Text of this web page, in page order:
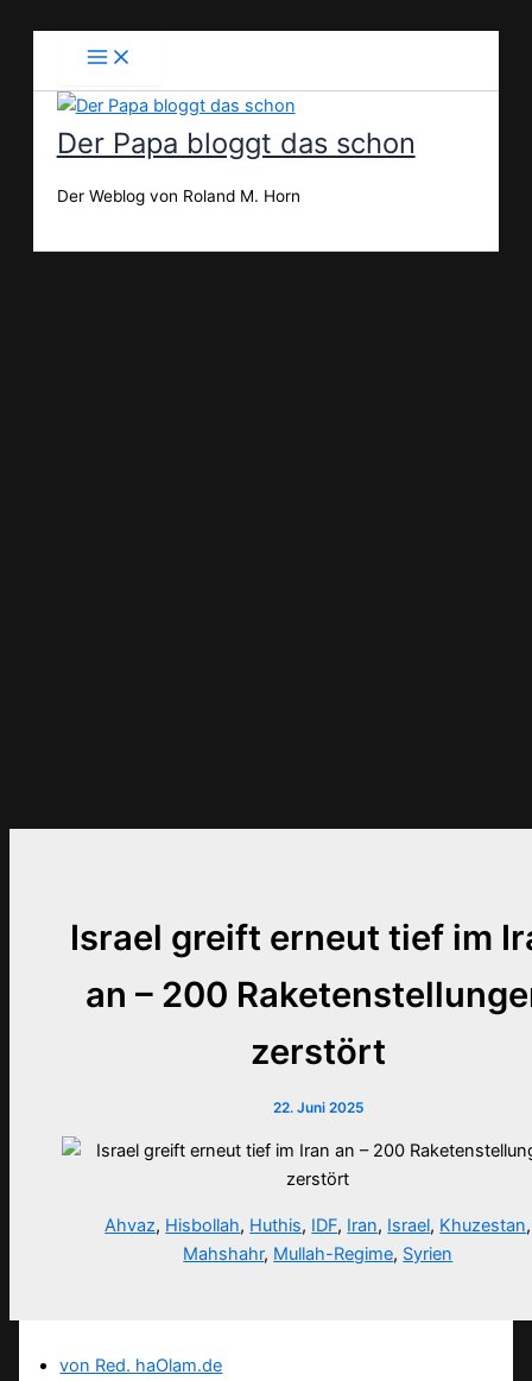
Der Papa bloggt das schon
Der Weblog von Roland M. Horn
Israel greift erneut tief im
an – 200
zerstört
22. Juni 2025
Ahvaz, Hisbollah, Huthis, IDF, Iran, Israel, Khuzestan,
Mahshahr, Mullah-Regime, Syrien
von Red. haOlam.de